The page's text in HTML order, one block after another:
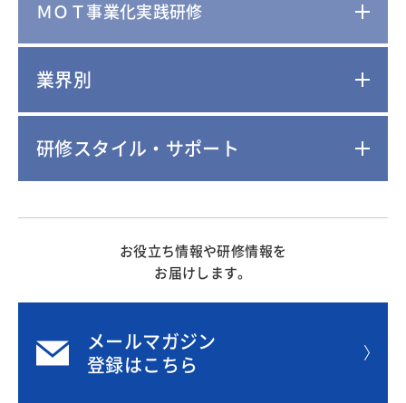
ＭＯＴ事業化実践研修
業界別
研修スタイル・サポート
お役立ち情報や研修情報を
お届けします。
メールマガジン
登録はこちら